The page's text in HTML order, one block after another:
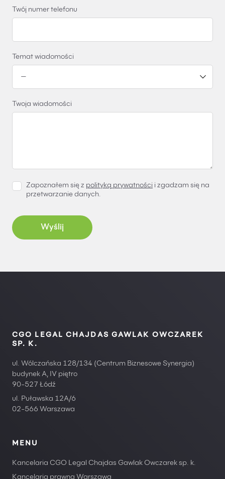
Twój numer telefonu
Temat wiadomości
Twoja wiadomości
Zapoznałem się z polityką prywatności i zgadzam się na
przetwarzanie danych.
CGO LEGAL CHAJDAS GAWLAK OWCZAREK
SP. K.
ul. Wólczańska 128/134 (Centrum Biznesowe Synergia)
budynek A, IV piętro
90-527 Łódź
ul. Puławska 12A/6
02-566 Warszawa
MENU
Kancelaria CGO Legal Chajdas Gawlak Owczarek sp. k.
Kancelaria prawna Warszawa